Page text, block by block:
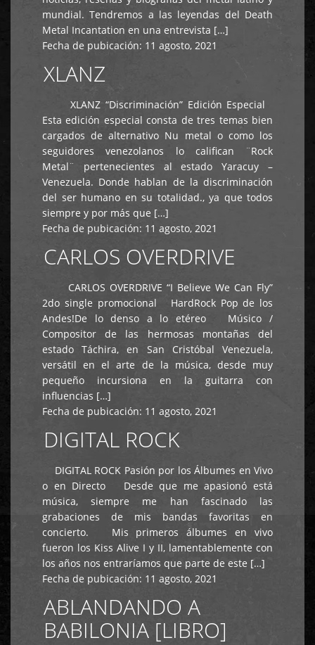
mundial. Tendremos a las leyendas del Death
Metal Incantation en una entrevista […]
Fecha de pubicación: 11 agosto, 2021
XLANZ
XLANZ “Discriminación” Edición Especial
Esta edición especial consta de tres temas bien
cargados de alternativo Nu metal o como los
seguidores venezolanos lo califican ¨Rock
Metal¨ pertenecientes al estado Yaracuy –
Venezuela. Donde hablan de la discriminación
del ser humano en su totalidad., ya que todos
siempre y por más que […]
Fecha de pubicación: 11 agosto, 2021
CARLOS OVERDRIVE
CARLOS OVERDRIVE “I Believe We Can Fly”
2do single promocional HardRock Pop de los
Andes!De lo denso a lo etéreo Músico /
Compositor de las hermosas montañas del
estado Táchira, en San Cristóbal Venezuela,
versátil en el arte de la música, desde muy
pequeño incursiona en la guitarra con
influencias […]
Fecha de pubicación: 11 agosto, 2021
DIGITAL ROCK
DIGITAL ROCK Pasión por los Álbumes en Vivo
o en Directo Desde que me apasionó está
música, siempre me han fascinado las
grabaciones de mis bandas favoritas en
concierto. Mis primeros álbumes en vivo
fueron los Kiss Alive I y II, lamentablemente con
los años nos entraríamos que parte de este […]
Fecha de pubicación: 11 agosto, 2021
ABLANDANDO A
BABILONIA [LIBRO]